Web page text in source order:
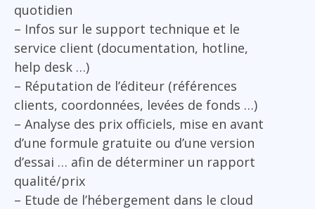
quotidien
– Infos sur le support technique et le
service client (documentation, hotline,
help desk …)
– Réputation de l’éditeur (références
clients, coordonnées, levées de fonds …)
– Analyse des prix officiels, mise en avant
d’une formule gratuite ou d’une version
d’essai … afin de déterminer un rapport
qualité/prix
– Etude de l’hébergement dans le cloud